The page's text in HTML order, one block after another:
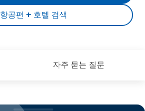
항공편 + 호텔 검색
자주 묻는 질문